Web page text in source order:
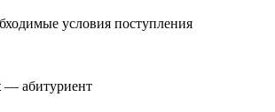
условия поступления
— абитуриент